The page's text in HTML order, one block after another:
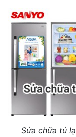
Sửa chữa tủ